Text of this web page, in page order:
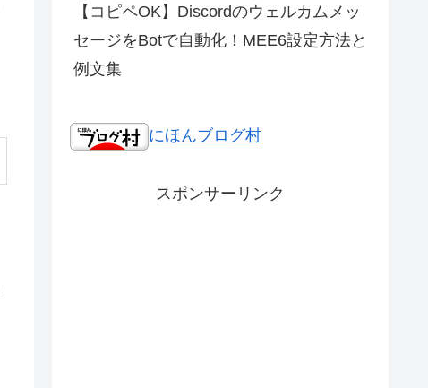
【コピペOK】Discordのウェルカムメッ
セージをBotで自動化！MEE6設定方法と
例文集
にほんブログ村
スポンサーリンク